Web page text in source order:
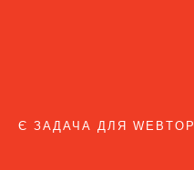
Є ЗАДАЧА ДЛЯ